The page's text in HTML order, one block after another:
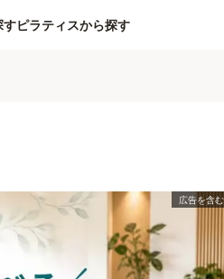
すピラティスから探す